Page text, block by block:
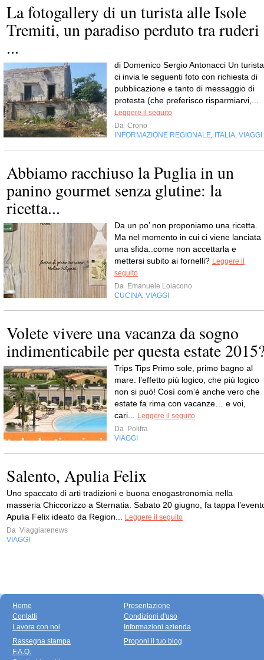
La fotogallery di un turista alle Isole
Tremiti, un paradiso perduto tra ruderi
...
di Domenico Sergio Antonacci Un turista
ci invia le seguenti foto con richiesta di
pubblicazione e tanto di messaggio di
protesta (che preferisco risparmiarvi,...
Leggere il seguito
Da Crono
INFORMAZIONE REGIONALE
ITALIA VIAGGI
Abbiamo racchiuso la Puglia in un
panino gourmet senza glutine: la
ricetta...
Da un po’ non proponiamo una ricetta.
Ma nel momento in cui ci viene lanciata
una sfida..come non accettarla e
mettersi subito ai fornelli? Leggere il
seguito
Da Emanuele Loiacono
CUCINA VIAGGI
Volete vivere una vacanza da sogno
indimenticabile per questa estate
Trips Tips Primo sole, primo bagno al
mare: l’effetto più logico, che più logico
non si può! Così com’è anche vero che
estate fa rima con vacanze… e voi,
cari...
Leggere il seguito
Da Polifra
VIAGGI
Salento, Apulia Felix
Uno spaccato di arti tradizioni e buona enogastronomia nella
masseria Chiccorizzo a Sternatia. Sabato 20 giugno, fa tappa
Apulia Felix ideato da Region...
Leggere il seguito
Da Viaggiarenews
VIAGGI
Home
Contatti
Lavora con noi
Presentazione
Condizioni d'uso
Informazioni azienda
Rassegna stampa
F.A.Q.
Proponi il tuo blog